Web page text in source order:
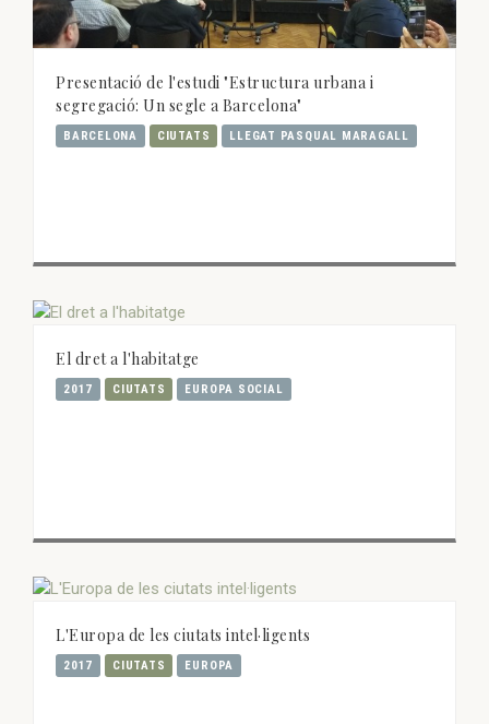
Presentació de l'estudi "Estructura urbana i
segregació: Un segle a Barcelona"
BARCELONA CIUTATS LLEGAT PASQUAL MARAGALL
El dret a l'habitatge
2017 CIUTATS EUROPA SOCIAL
L'Europa de les ciutats intel·ligents
2017 CIUTATS EUROPA